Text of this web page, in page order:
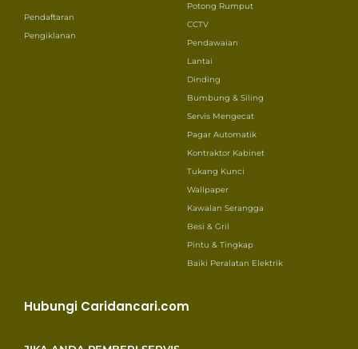
Pendaftaran
Pengiklanan
Potong Rumput
CCTV
Pendawaian
Lantai
Dinding
Bumbung & Siling
Servis Mengecat
Pagar Automatik
Kontraktor Kabinet
Tukang Kunci
Wallpaper
Kawalan Serangga
Besi & Gril
Pintu & Tingkap
Baiki Peralatan Elektrik
Hubungi Caridancari.com